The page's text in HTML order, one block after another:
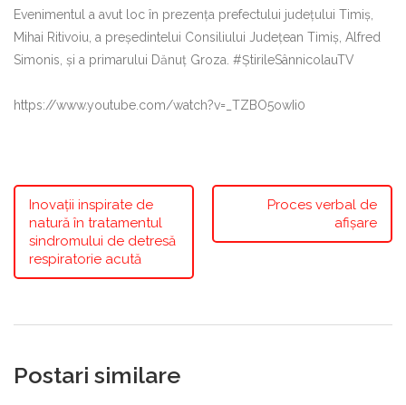
Evenimentul a avut loc în prezența prefectului județului Timiș,
Mihai Ritivoiu, a președintelui Consiliului Județean Timiș, Alfred
Simonis, și a primarului Dănuț Groza. #ȘtirileSânnicolauTV
https://www.youtube.com/watch?v=_TZBO5owIi0
Inovații inspirate de
natură în tratamentul
sindromului de detresă
respiratorie acută
Proces verbal de
afișare
Postari similare